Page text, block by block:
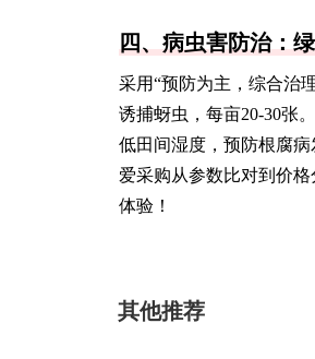
四、病虫害防治：
采用“预防为主，综合治
诱捕蚜虫，每亩20-30张
低田间湿度，预防根腐病
爱采购从参数比对到价
体验！
其他推荐